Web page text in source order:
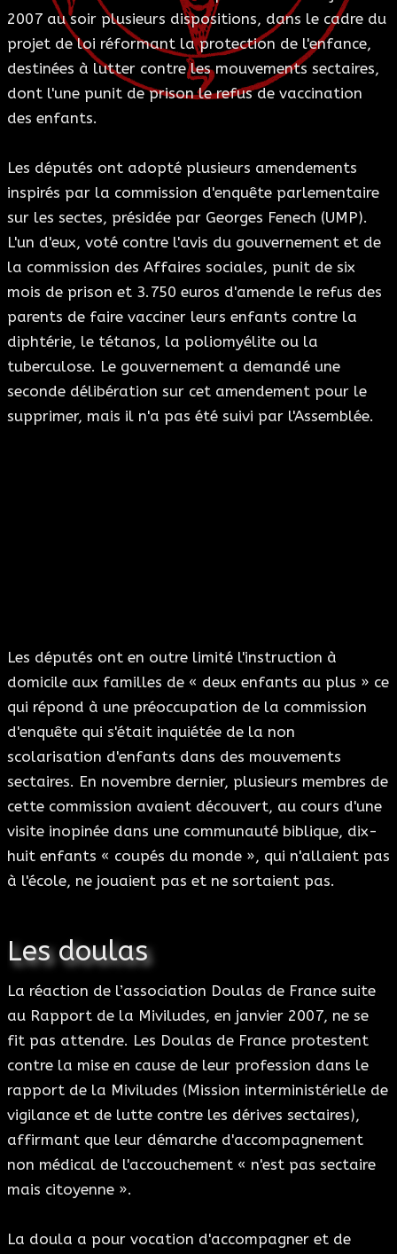
ESOTÉRISME
SECTES
BLOG
A PROPOS
2007 au soir plusieurs dispositions, dans le cadre du
projet de loi réformant la protection de l'enfance,
destinées à lutter contre les mouvements sectaires,
dont l'une punit de prison le refus de vaccination
des enfants.
Les députés ont adopté plusieurs amendements
inspirés par la commission d'enquête parlementaire
sur les sectes, présidée par Georges Fenech (UMP).
L'un d'eux, voté contre l'avis du gouvernement et de
la commission des Affaires sociales, punit de six
mois de prison et 3.750 euros d'amende le refus des
parents de faire vacciner leurs enfants contre la
diphtérie, le tétanos, la poliomyélite ou la
tuberculose. Le gouvernement a demandé une
seconde délibération sur cet amendement pour le
supprimer, mais il n'a pas été suivi par l'Assemblée.
Les députés ont en outre limité l'instruction à
domicile aux familles de « deux enfants au plus » ce
qui répond à une préoccupation de la commission
d'enquête qui s'était inquiétée de la non
scolarisation d'enfants dans des mouvements
sectaires. En novembre dernier, plusieurs membres de
cette commission avaient découvert, au cours d'une
visite inopinée dans une communauté biblique, dix-
huit enfants « coupés du monde », qui n'allaient pas
à l'école, ne jouaient pas et ne sortaient pas.
Les doulas
La réaction de l’association Doulas de France suite
au Rapport de la Miviludes, en janvier 2007, ne se
fit pas attendre. Les Doulas de France protestent
contre la mise en cause de leur profession dans le
rapport de la Miviludes (Mission interministérielle de
vigilance et de lutte contre les dérives sectaires),
affirmant que leur démarche d'accompagnement
non médical de l'accouchement « n'est pas sectaire
mais citoyenne ».
La doula a pour vocation d'accompagner et de